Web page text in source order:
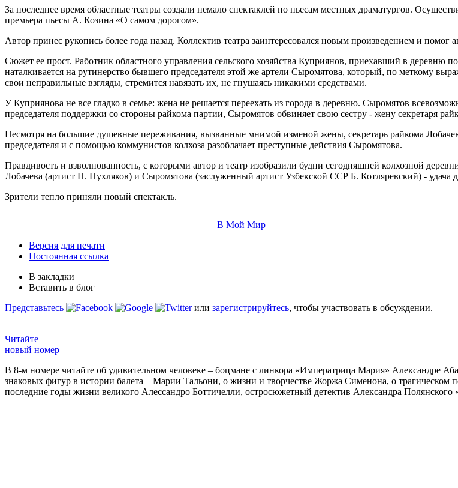
За последнее время областные театры создали немало спектаклей по пьесам местных драматургов.
премьера пьесы А. Козина «О самом дорогом».
Автор принес рукопись более года назад. Коллектив театра заинтересовался новым произведением и
Сюжет ее прост. Работник областного управления сельского хозяйства Куприянов, приехавший в деревню
наталкивается на рутинерство бывшего председателя этой же артели Сыромятова, который, по меткому
свои неправильные взгляды, стремится навязать их, не гнушаясь никакими средствами.
У Куприянова не все гладко в семье: жена не решается переехать из города в деревню. Сыромятов
председателя поддержки со стороны райкома партии, Сыромятов обвиняет свою сестру - жену секретаря
Несмотря на большие душевные переживания, вызванные мнимой изменой жены, секретарь райкома
председателя и с помощью коммунистов колхоза разоблачает преступные действия Сыромятова.
Правдивость и взволнованность, с которыми автор и театр изобразили будни сегодняшней колхозной
Лобачева (артист П. Пухляков) и Сыромятова (заслуженный артист Узбекской ССР Б. Котляревский) - удача
Зрители тепло приняли новый спектакль.
В Мой Мир
Версия для печати
Постоянная ссылка
В закладки
Вставить в блог
Представьтесь
или зарегистрируйтесь, чтобы участвовать в обсуждении.
Читайте
новый номер
В 8-м номере читайте об удивительном человеке – боцмане с линкора «Императрица Мария» Александре
знаковых фигур в истории балета – Марии Тальони, о жизни и творчестве Жоржа Сименона, о
последние годы жизни великого Алессандро Боттичелли, остросюжетный детектив Александра Полянского